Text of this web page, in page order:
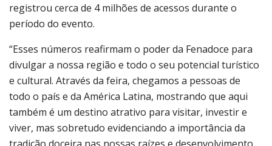
registrou cerca de 4 milhões de acessos durante o
período do evento.
“Esses números reafirmam o poder da Fenadoce para
divulgar a nossa região e todo o seu potencial turístico
e cultural. Através da feira, chegamos a pessoas de
todo o país e da América Latina, mostrando que aqui
também é um destino atrativo para visitar, investir e
viver, mas sobretudo evidenciando a importância da